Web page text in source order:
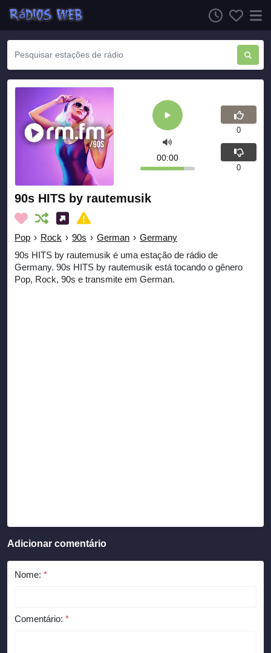
90s HITS by rautemusik
Pop › Rock › 90s › German › Germany
90s HITS by rautemusik é uma estação de rádio de
Germany. 90s HITS by rautemusik está tocando o gênero
Pop, Rock, 90s e transmite em German.
00:00
0
0
Adicionar comentário
Nome: *
Comentário: *